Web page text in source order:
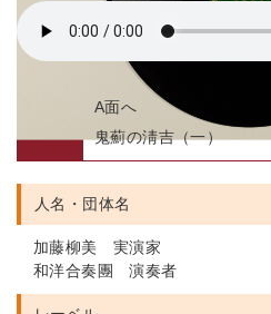
A面へ
鬼薊の淸吉（一）
人名・団体名
加藤柳美 実演家
和洋合奏團 演奏者